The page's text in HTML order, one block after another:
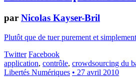
par Nicolas Kayser-Bril
Plutôt que de tuer purement et
Twitter Facebook
application, contrôle, crowdsourcing du
Libertés Numériques • 27 avril 2010